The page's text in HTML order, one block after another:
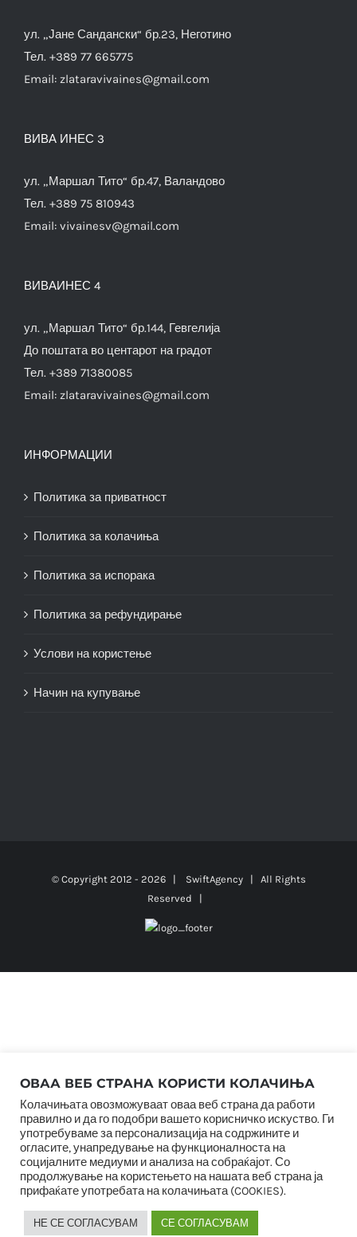
ул. „Јане Сандански“ бр.23, Неготино
Тел. +389 77 665775
Email: zlataravivaines@gmail.com
ВИВА ИНЕС 3
ул. „Маршал Тито“ бр.47, Валандово
Тел. +389 75 810943
Email: vivainesv@gmail.com
ВИВАИНЕС 4
ул. „Маршал Тито“ бр.144, Гевгелија
До поштата во центарот на градот
Тел. +389 71380085
Email: zlataravivaines@gmail.com
ИНФОРМАЦИИ
Политика за приватност
Политика за колачиња
Политика за испорака
Политика за рефундирање
Услови на користење
Начин на купување
© Copyright 2012 - 2026 | SwiftAgency| All Rights
Reserved |
ОВАА ВЕБ СТРАНА КОРИСТИ КОЛАЧИЊА
Колачињата овозможуваат оваа веб страна да работи
правилно и да го подобри вашето корисничко искуство. Ги
употребуваме за персонализација на содржините и
огласите, унапредување на функционалноста на
социјалните медиуми и анализа на собраќајот. Со
продолжување на користењето на нашата веб страна ја
прифаќате употребата на колачињата (COOKIES).
НЕ СЕ СОГЛАСУВАМ СЕ СОГЛАСУВАМ